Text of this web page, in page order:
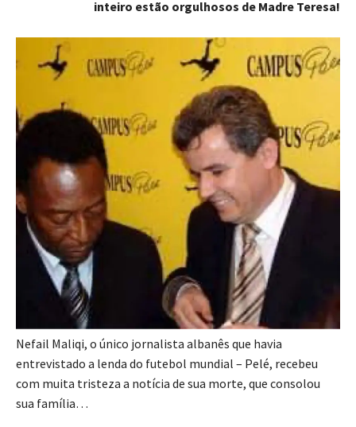
inteiro estão orgulhosos de Madre Teresa!
Nefail Maliqi, o único jornalista albanês que havia
entrevistado a lenda do futebol mundial – Pelé, recebeu
com muita tristeza a notícia de sua morte, que consolou
sua família…